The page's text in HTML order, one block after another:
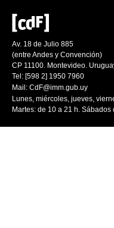
Av. 18 de Julio 885
(entre Andes y Convención)
CP 11100. Montevideo.
Tel: [598 2] 1950 7960
Mail: CdF@imm.gub.uy
Lunes, miércoles, jueves,
Martes: de 10 a 21 h. Sábados